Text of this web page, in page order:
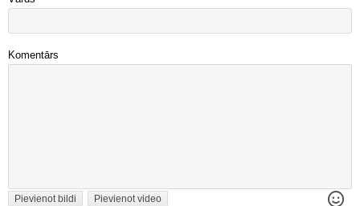
Komentārs
Pievienot bildi Pievienot video